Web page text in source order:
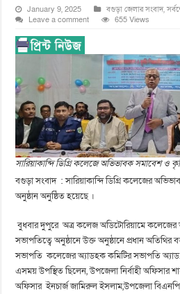
January 9, 2025 বগুড়া জেলার সংবাদ,
Leave a comment
655 Views
সারিয়াকান্দি ডিগ্রি কলেজে অভিভাবক সমাবেশ ও
বগুড়া সংবাদ : সারিয়াকান্দি ডিগ্রি কলেজের
অনুষ্ঠান অনুষ্ঠিত হয়েছে ।
বুধবার দুপুরে অত্র কলেজ অডিটোরিয়ামে কলেজের
সভাপতিত্বে অনুষ্ঠানে উক্ত অনুষ্ঠানে প্রধান
সভাপতি কলেজের অ্যাডহক কমিটির সভাপতি
এসময় উপস্থিত ছিলেন, উপজেলা নির্বাহী অফিসার
অফিসার ইনচার্জ জামিরুল ইসলাম,উপজেলা